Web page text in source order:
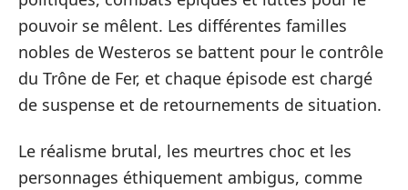
pouvoir se mêlent. Les différentes familles
nobles de Westeros se battent pour le contrôle
du Trône de Fer, et chaque épisode est chargé
de suspense et de retournements de situation.
Le réalisme brutal, les meurtres choc et les
personnages éthiquement ambigus, comme